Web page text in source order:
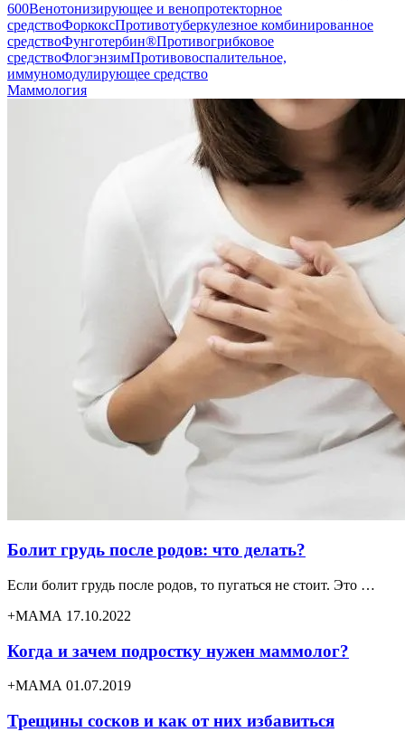
600Венотонизирующее и венопротекторное
средствоФоркоксПротивотуберкулезное комбинированное
средствоФунготербин®Противогрибковое
средствоФлогэнзимПротивовоспалительное,
иммуномодулирующее средство
Маммология
Болит грудь после родов: что делать?
Если болит грудь после родов, то пугаться не стоит. Это …
+МАМА 17.10.2022
Когда и зачем подростку нужен маммолог?
+МАМА 01.07.2019
Трещины сосков и как от них избавиться